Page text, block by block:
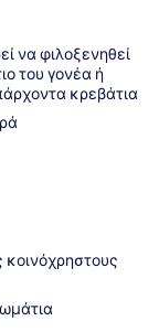
να φιλοξενηθεί
του γονέα ή
κρεβάτια